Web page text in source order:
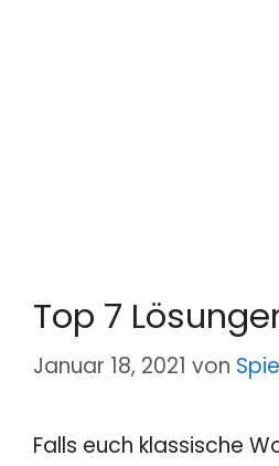
Top 7
Januar 18, 2021 von
Falls euch klassische